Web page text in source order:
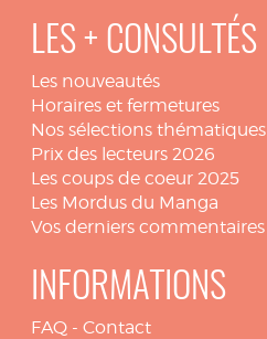
LES + CONSULTÉS
Les nouveautés
Horaires et fermetures
Nos sélections thématiques
Prix des lecteurs 2026
Les coups de coeur 2025
Les Mordus du Manga
Vos derniers commentaires
INFORMATIONS
FAQ - Contact